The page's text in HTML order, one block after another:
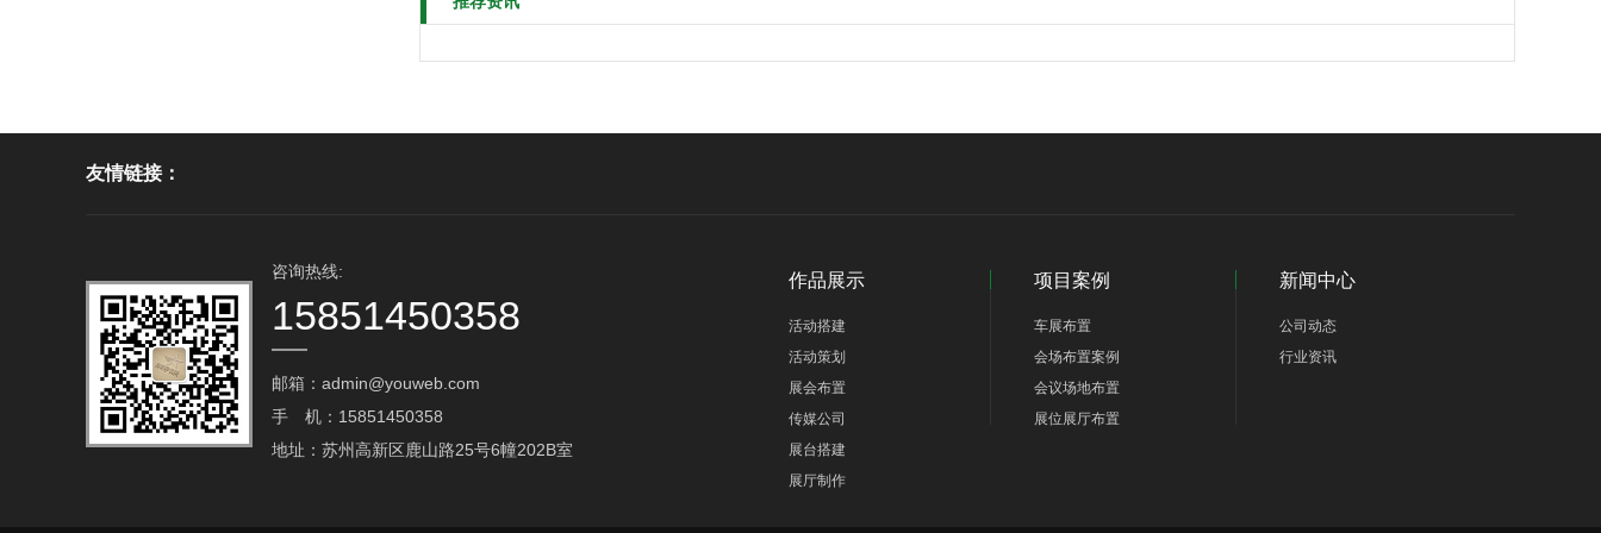
友情链接：
咨询热线:
15851450358
邮箱：admin@youweb.com‬
手 机：15851450358
地址：苏州高新区鹿山路25号6幢202B室
作品展示
活动搭建
活动策划
展会布置
传媒公司
展台搭建
展厅制作
项目案例
车展布置
会场布置案例
会议场地布置
展位展厅布置
新闻中心
公司动态
行业资讯